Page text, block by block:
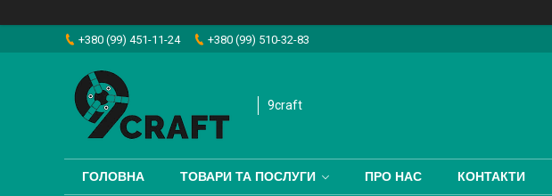
+380 (99) 451-11-24 +380 (99) 510-32-83
9craft
ГОЛОВНА ТОВАРИ ТА ПОСЛУГИ ПРО НАС КОНТАКТИ